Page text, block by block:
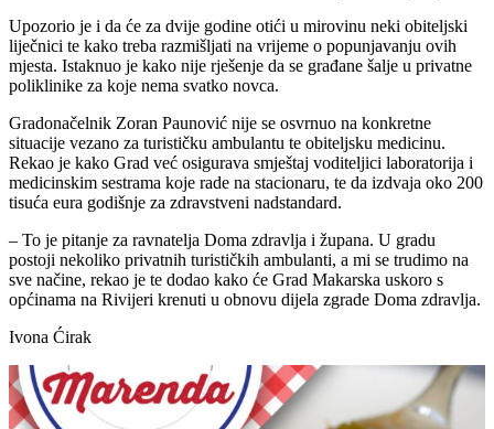
Upozorio je i da će za dvije godine otići u mirovinu neki obiteljski
liječnici te kako treba razmišljati na vrijeme o popunjavanju ovih
mjesta. Istaknuo je kako nije rješenje da se građane šalje u privatne
poliklinike za koje nema svatko novca.
Gradonačelnik Zoran Paunović nije se osvrnuo na konkretne
situacije vezano za turističku ambulantu te obiteljsku medicinu.
Rekao je kako Grad već osigurava smještaj voditeljici laboratorija i
medicinskim sestrama koje rade na stacionaru, te da izdvaja oko 200
tisuća eura godišnje za zdravstveni nadstandard.
– To je pitanje za ravnatelja Doma zdravlja i župana. U gradu
postoji nekoliko privatnih turističkih ambulanti, a mi se trudimo na
sve načine, rekao je te dodao kako će Grad Makarska uskoro s
općinama na Rivijeri krenuti u obnovu dijela zgrade Doma zdravlja.
Ivona Ćirak